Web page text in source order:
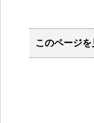
このページ